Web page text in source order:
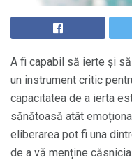
A fi capabil să ierte și
un instrument critic
capacitatea de a ierta
sănătoasă atât
eliberarea pot fi una
de a vă menține